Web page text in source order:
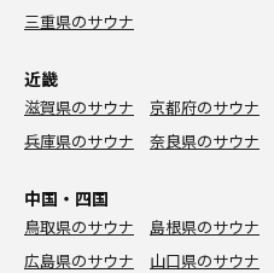
三重県のサウナ
近畿
滋賀県のサウナ 京都府のサウナ
兵庫県のサウナ
奈良県のサウナ
中国・四国
鳥取県のサウナ 島根県のサウナ
広島県のサウナ
山口県のサウナ